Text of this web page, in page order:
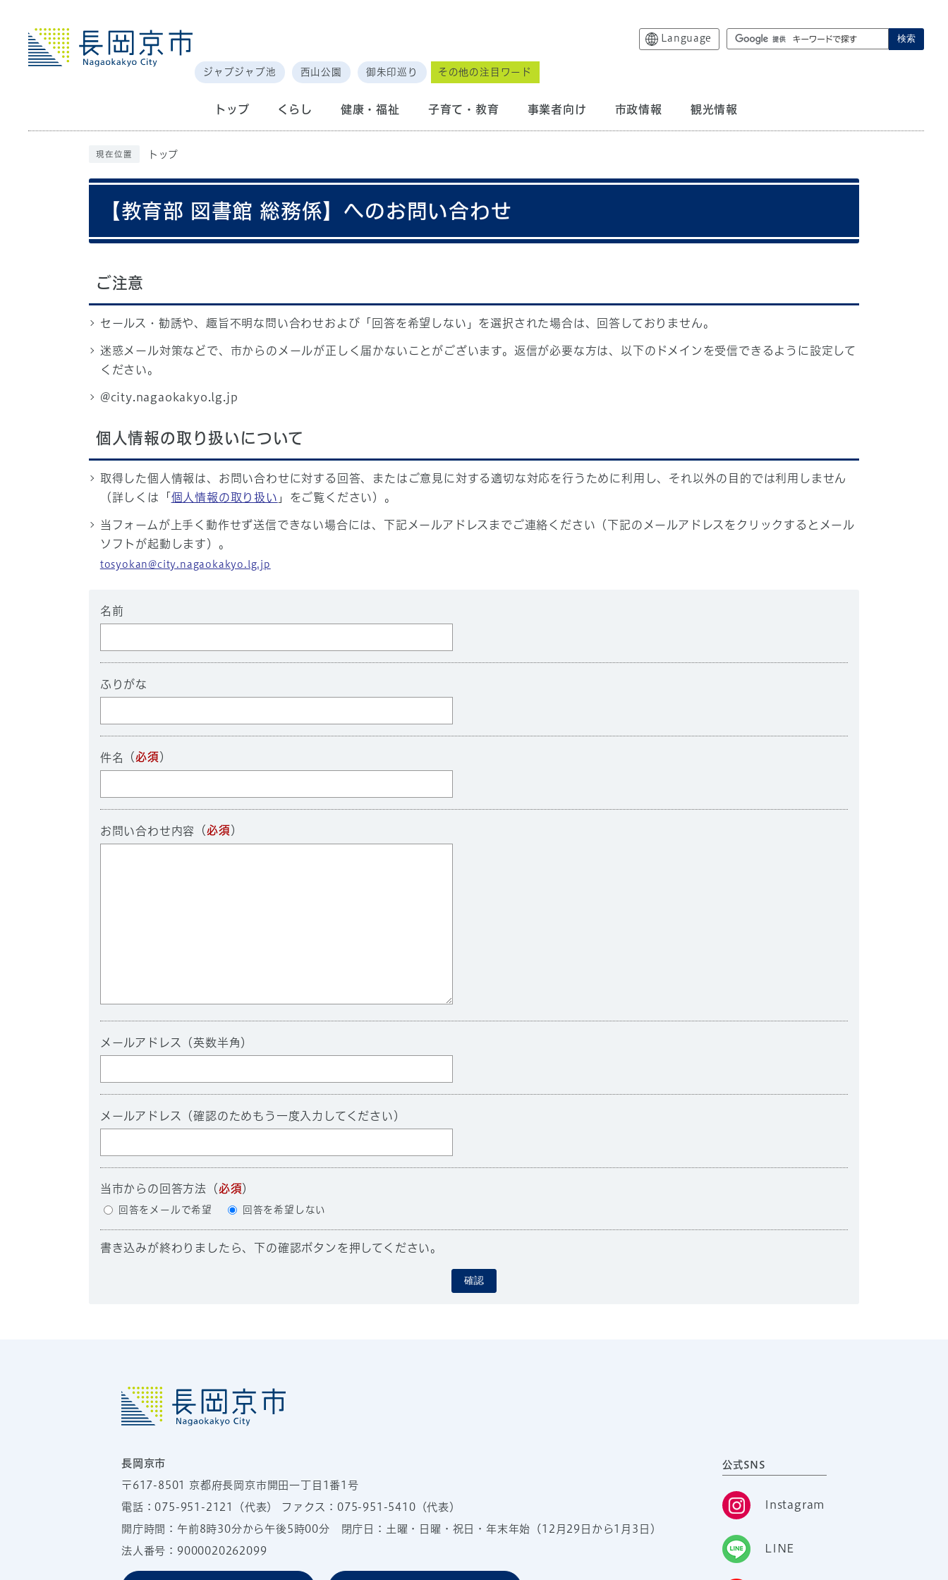
Language 検索
ジャブジャブ池 西山公園 御朱印巡り その他の注目ワード
トップ くらし 健康・福祉 子育て・教育 事業者向け 市政情報 観光情報
現在位置 トップ
【教育部 図書館 総務係】へのお問い合わせ
ご注意
セールス・勧誘や、趣旨不明な問い合わせおよび「回答を希望しない」を選択された場合は、回答しておりません。
迷惑メール対策などで、市からのメールが正しく届かないことがございます。返信が必要な方は、以下のドメインを受信できるように設定して
ください。
@city.nagaokakyo.lg.jp
個人情報の取り扱いについて
取得した個人情報は、お問い合わせに対する回答、またはご意見に対する適切な対応を行うために利用し、それ以外の目的では利用しません
（詳しくは「 個人情報の取り扱い 」をご覧ください）。
当フォームが上手く動作せず送信できない場合には、下記メールアドレスまでご連絡ください（下記のメールアドレスをクリックするとメール
ソフトが起動します）。
tosyokan@city.nagaokakyo.lg.jp
名前
ふりがな
件名 （必須 ）
お問い合わせ内容 （必須 ）
メールアドレス（英数半角）
メールアドレス（確認のためもう一度入力してください）
当市からの回答方法 （必須）
回答をメールで希望 回答を希望しない
書き込みが終わりましたら、下の確認ボタンを押してください。
確認
長岡京市
〒617-8501 京都府長岡京市開田一丁目1番1号
電話：075-951-2121 （代表） ファクス：075-951-5410（代表）
開庁時間：午前8時30分から午後5時00分 閉庁日：土曜・日曜・祝日・年末年始（12月29日から1月3日）
法人番号：9000020262099
公式SNS
Instagram
LINE